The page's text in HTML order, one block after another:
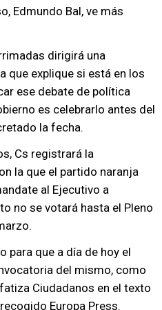
Edmundo Bal, ve más
dirigirá una
que explique si está en los
ese debate de política
es celebrarlo antes del
la fecha.
Cs registrará la
la que el partido naranja
al Ejecutivo a
no se votará hasta el Pleno
para que a día de hoy el
del mismo, como
Ciudadanos en el texto
Europa Press.